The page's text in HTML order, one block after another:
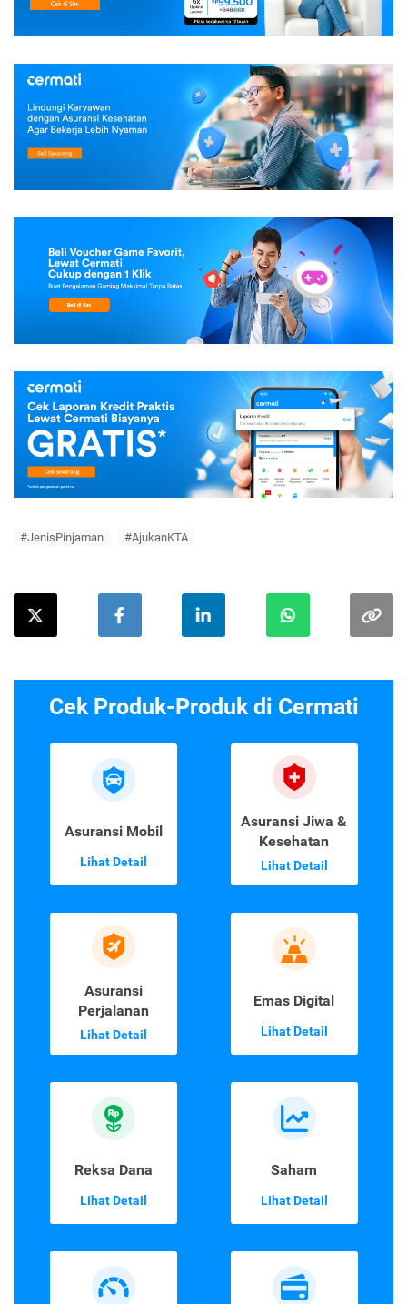
#JenisPinjaman #AjukanKTA
Cek Produk-Produk di Cermati
Asuransi Mobil
Lihat Detail
Asuransi Jiwa &
Kesehatan
Lihat Detail
Asuransi
Perjalanan
Lihat Detail
Emas Digital
Lihat Detail
Reksa Dana
Lihat Detail
Saham
Lihat Detail